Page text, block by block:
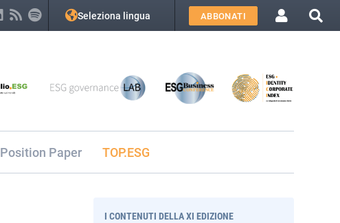
Seleziona lingua ABBONATI
Position Paper TOP.ESG
I CONTENUTI DELLA XI EDIZIONE